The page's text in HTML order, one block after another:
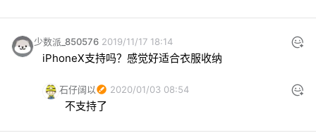
少数派_850576 2019/11/17 18:14
iPhoneX支持吗？感觉好适合衣服收纳
石仔阔以 2020/01/03 08:54
不支持了